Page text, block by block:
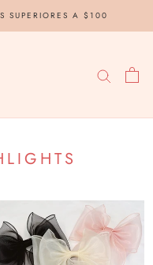
SUPERIORES A $100